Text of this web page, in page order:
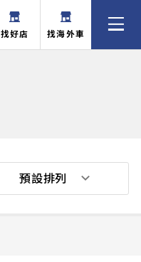
找好店 找海外車
預設排列